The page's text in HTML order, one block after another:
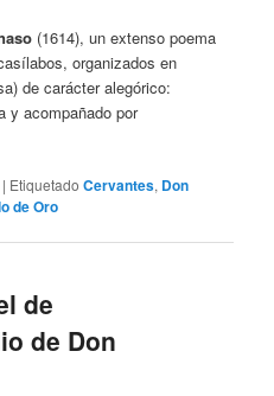
(1614), un extenso poema
organizados en
de carácter alegórico:
y acompañado por
| Etiquetado Cervantes, Don
de Oro
de
de Don